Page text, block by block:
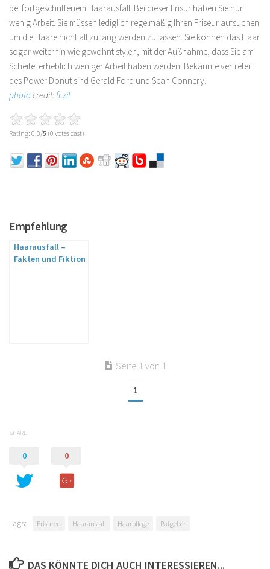
bei fortgeschrittenem Haarausfall. Bei dieser Frisur haben Sie nur
wenig Arbeit. Sie müssen lediglich regelmäßig Ihren Friseur aufsuchen
um die Haare nicht all zu lang werden zu lassen. Sie können das Haar
sogar weiterhin wie gewohnt stylen, mit der Außnahme, dass Sie am
Scheitel erheblich weniger Arbeit haben werden. Bekannte vertreter
des Power Donut sind Gerald Ford und Sean Connery.
photo credit:fr.zil
Rating: 0.0/5 (0 votes cast)
Empfehlung
Haarausfall –
Fakten und Fiktion
Seite 1 von 1
1
SHARE
0 0
Tags: Frisuren Haarausfall Haarpflege Ratgeber
DAS KÖNNTE DICH AUCH INTERESSIEREN...